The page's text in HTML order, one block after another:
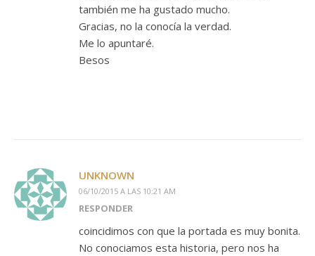
también me ha gustado mucho.
Gracias, no la conocía la verdad.
Me lo apuntaré.
Besos
UNKNOWN
06/10/2015 A LAS 10:21 AM
RESPONDER
coincidimos con que la portada es muy bonita.
No conociamos esta historia, pero nos ha